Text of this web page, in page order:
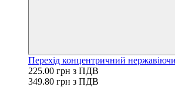
Перехід концентричний
225.00 грн з ПДВ
349.80 грн з ПДВ